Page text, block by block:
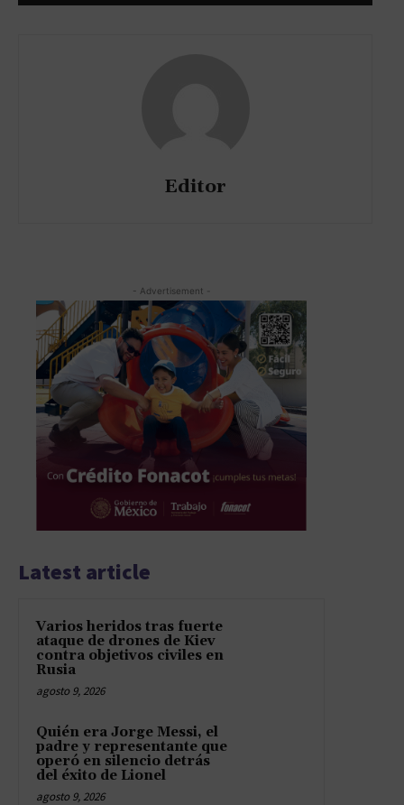
Editor
- Advertisement -
Latest article
Varios heridos tras fuerte
ataque de drones de Kiev
contra objetivos civiles en
Rusia
agosto 9, 2026
Quién era Jorge Messi, el
padre y representante que
operó en silencio detrás
del éxito de Lionel
agosto 9, 2026